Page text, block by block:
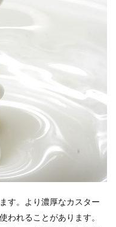
す。より濃厚なカスター
われることがあります。